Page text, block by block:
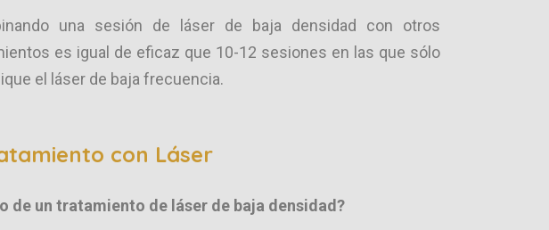
una sesión de láser de baja densidad con otros
es igual de eficaz que 10-12 sesiones en las que sólo
el láser de baja frecuencia.
con Láser
de un tratamiento de láser de baja densidad?